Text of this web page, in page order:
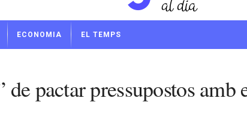
ECONOMIA EL TEMPS
pactar pressupostos